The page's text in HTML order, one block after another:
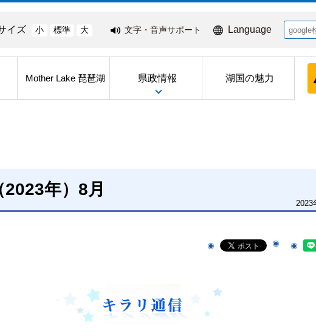
イズ 小 標準 大 文字・音声サポート Language
Mother Lake 琵琶湖 県政情報 湖国の魅力
年）8月
2023